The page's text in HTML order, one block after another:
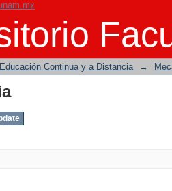
Continua y a Distancia →